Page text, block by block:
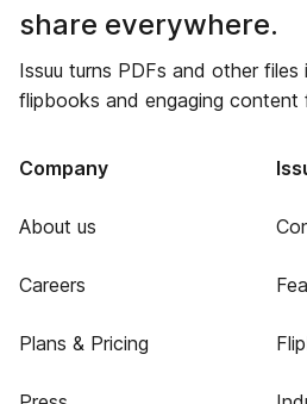
share everywhere.
Issuu turns PDFs and other
flipbooks and engaging content
Company
About us
Careers
Plans & Pricing